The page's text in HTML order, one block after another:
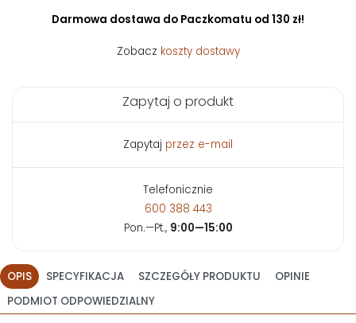
Darmowa dostawa do Paczkomatu od 130 zł!
Zobacz koszty dostawy
Zapytaj o produkt
Zapytaj przez e-mail
Telefonicznie
600 388 443
Pon.—Pt., 9:00—15:00
OPIS SPECYFIKACJA SZCZEGÓŁY PRODUKTU
OPINIE
PODMIOT ODPOWIEDZIALNY